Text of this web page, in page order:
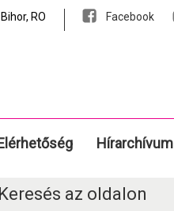
RO Facebook
Hírarchívum
Keresés az oldalon